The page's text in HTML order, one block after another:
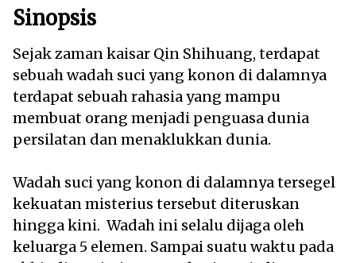
Sinopsis
Sejak zaman kaisar Qin Shihuang, terdapat
sebuah wadah suci yang konon di dalamnya
terdapat sebuah rahasia yang mampu
membuat orang menjadi penguasa dunia
persilatan dan menaklukkan dunia.
Wadah suci yang konon di dalamnya tersegel
kekuatan misterius tersebut diteruskan
hingga kini. Wadah ini selalu dijaga oleh
keluarga 5 elemen. Sampai suatu waktu pada